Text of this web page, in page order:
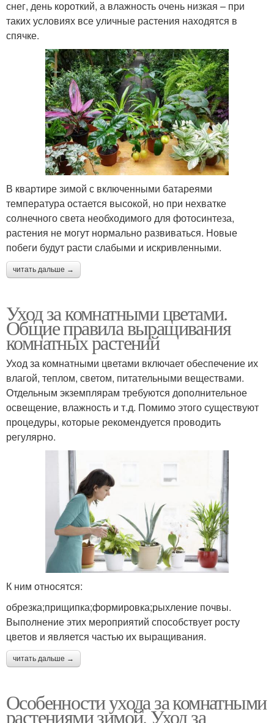
снег, день короткий, а влажность очень низкая – при
таких условиях все уличные растения находятся в
спячке.
В квартире зимой с включенными батареями
температура остается высокой, но при нехватке
солнечного света необходимого для фотосинтеза,
растения не могут нормально развиваться. Новые
побеги будут расти слабыми и искривленными.
читать дальше →
Уход за комнатными цветами.
Общие правила выращивания
комнатных растений
Уход за комнатными цветами включает обеспечение их
влагой, теплом, светом, питательными веществами.
Отдельным экземплярам требуются дополнительное
освещение, влажность и т.д. Помимо этого существуют
процедуры, которые рекомендуется проводить
регулярно.
К ним относятся:
обрезка;прищипка;формировка;рыхление почвы.
Выполнение этих мероприятий способствует росту
цветов и является частью их выращивания.
читать дальше →
Особенности ухода за комнатными
растениями зимой. Уход за